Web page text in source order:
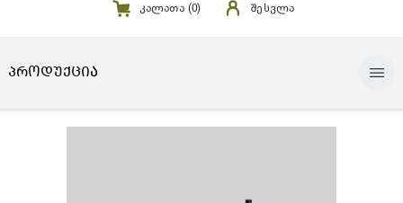
კალათა (0) შესვლა
ᲞᲠᲝᲓᲣᲥᲪᲘᲐ